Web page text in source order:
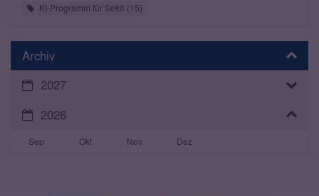
KI-Programm für SekII
15
Archiv
2027
2026
Sep Okt Nov Dez